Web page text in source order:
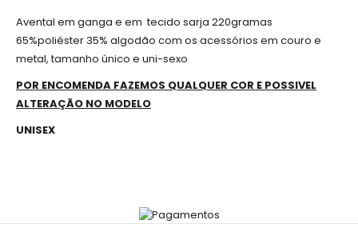
Avental em ganga e em tecido sarja 220gramas
65%poliéster 35% algodão com os acessórios em couro e
metal, tamanho único e uni-sexo
POR ENCOMENDA FAZEMOS QUALQUER COR E POSSIVEL
ALTERAÇÃO NO MODELO
UNISEX